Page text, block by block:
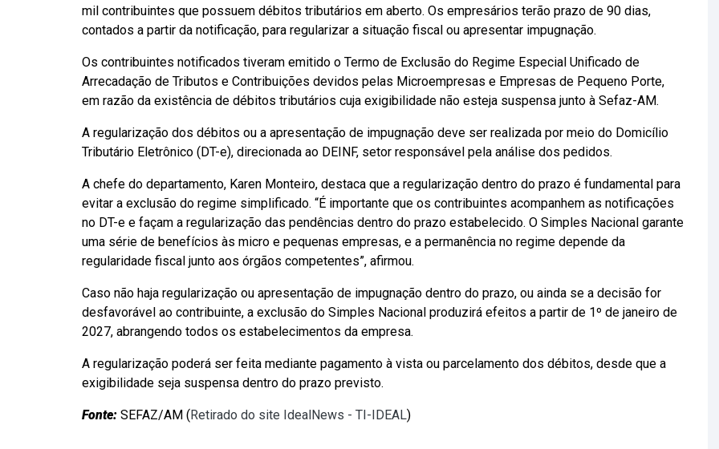
mil contribuintes que possuem débitos tributários em aberto. Os empresários terão prazo de 90 dias,
contados a partir da notificação, para regularizar a situação fiscal ou apresentar impugnação.
Os contribuintes notificados tiveram emitido o Termo de Exclusão do Regime Especial Unificado de
Arrecadação de Tributos e Contribuições devidos pelas Microempresas e Empresas de Pequeno Porte,
em razão da existência de débitos tributários cuja exigibilidade não esteja suspensa junto à Sefaz-AM.
A regularização dos débitos ou a apresentação de impugnação deve ser realizada por meio do Domicílio
Tributário Eletrônico (DT-e), direcionada ao DEINF, setor responsável pela análise dos pedidos.
A chefe do departamento, Karen Monteiro, destaca que a regularização dentro do prazo é fundamental para
evitar a exclusão do regime simplificado. “É importante que os contribuintes acompanhem as notificações
no DT-e e façam a regularização das pendências dentro do prazo estabelecido. O Simples Nacional garante
uma série de benefícios às micro e pequenas empresas, e a permanência no regime depende da
regularidade fiscal junto aos órgãos competentes”, afirmou.
Caso não haja regularização ou apresentação de impugnação dentro do prazo, ou ainda se a decisão for
desfavorável ao contribuinte, a exclusão do Simples Nacional produzirá efeitos a partir de 1º de janeiro de
2027, abrangendo todos os estabelecimentos da empresa.
A regularização poderá ser feita mediante pagamento à vista ou parcelamento dos débitos, desde que a
exigibilidade seja suspensa dentro do prazo previsto.
Fonte: SEFAZ/AM (Retirado do site IdealNews - TI-IDEAL)